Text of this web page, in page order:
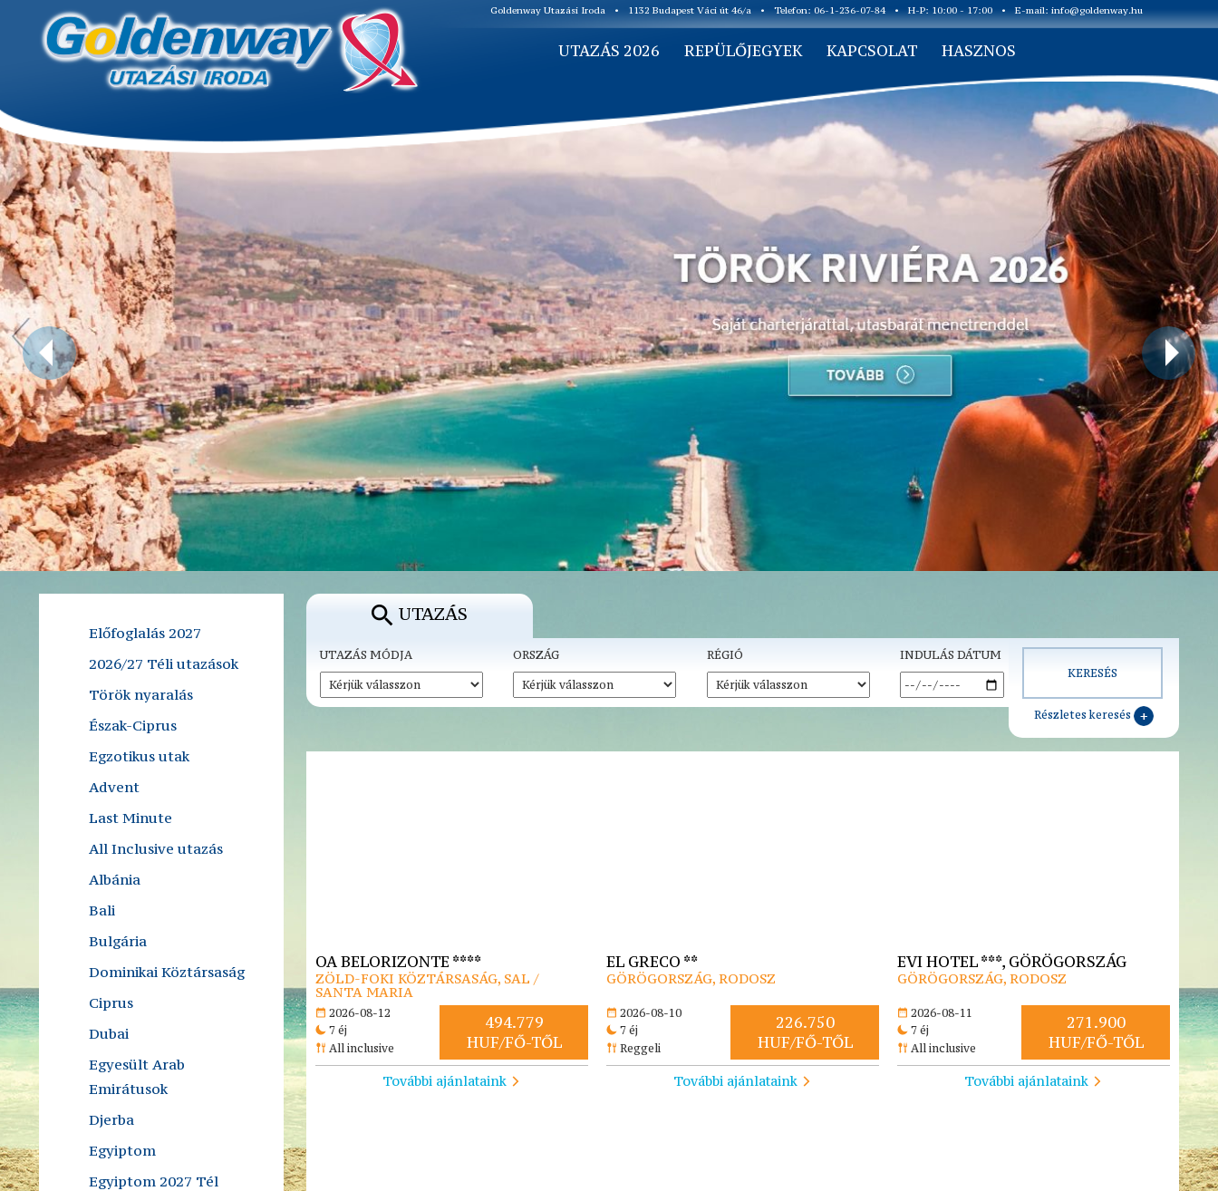
Goldenway Utazási Iroda • 1132 Budapest Váci út 46/a • Telefon: 06-1-236-07-84 • H-P: 10:00 - 17:00 • E-mail: info@goldenway.hu
UTAZÁS 2026 REPÜLŐJEGYEK KAPCSOLAT HASZNOS
Előfoglalás 2027
2026/27 Téli utazások
Török nyaralás
Észak-Ciprus
Egzotikus utak
Advent
Last Minute
All Inclusive utazás
Albánia
Bali
Bulgária
Dominikai Köztársaság
Ciprus
Dubai
Egyesült Arab
Emirátusok
Djerba
Egyiptom
Egyiptom 2027 Tél
UTAZÁS
UTAZÁS MÓDJA ORSZÁG RÉGIÓ INDULÁS DÁTUM
Részletes keresés
OA BELORIZONTE ****
ZÖLD-FOKI KÖZTÁRSASÁG, SAL /
SANTA MARIA
2026-08-12
7 éj
All inclusive
494.779
HUF/FŐ-TŐL
További ajánlataink
EL GRECO **
GÖRÖGORSZÁG, RODOSZ
2026-08-10
7 éj
Reggeli
226.750
HUF/FŐ-TŐL
További ajánlataink
EVI HOTEL ***, GÖRÖGORSZÁG
GÖRÖGORSZÁG, RODOSZ
2026-08-11
7 éj
All inclusive
271.900
HUF/FŐ-TŐL
További ajánlataink